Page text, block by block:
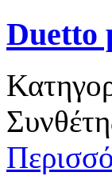
Duetto